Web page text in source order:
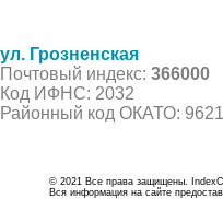
ул. Грозненская
Почтовый индекс: 366000
Код ИФНС: 2032
Районный код ОКАТО:
© 2021 Все права защищены.
Вся информация на сайте